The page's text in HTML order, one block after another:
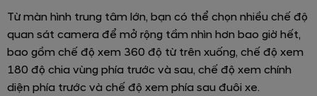
Từ màn hình trung tâm lớn, bạn có thể chọn nhiều chế độ
quan sát camera để mở rộng tầm nhìn hơn bao giờ hết,
bao gồm chế độ xem 360 độ từ trên xuống, chế độ xem
180 độ chia vùng phía trước và sau, chế độ xem chính
diện phía trước và chế độ xem phía sau đuôi xe.